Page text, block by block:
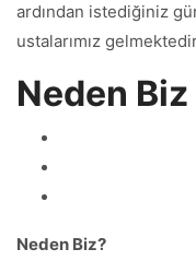
ardından istediğiniz
ustalarımız
Neden Biz
Neden Biz?